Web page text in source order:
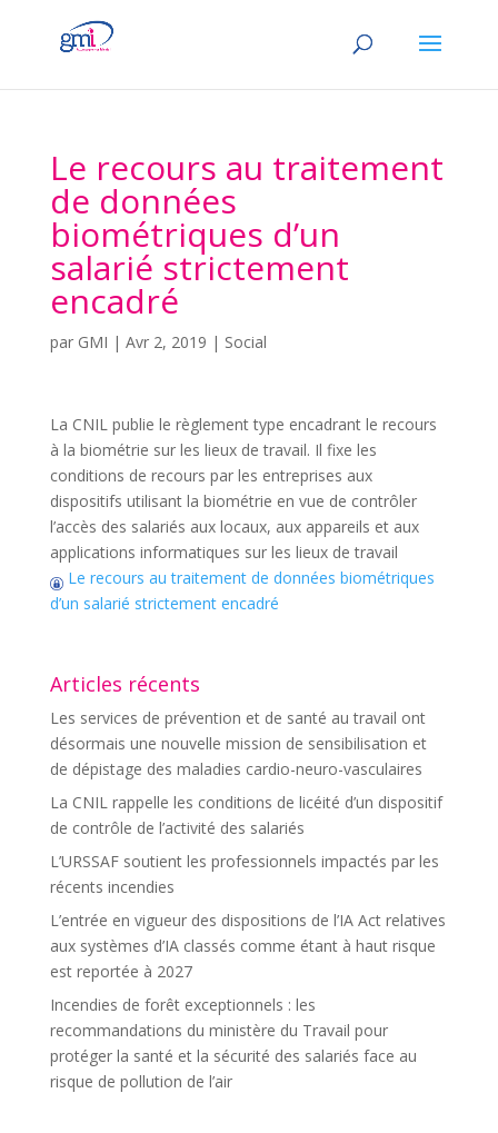
Le recours au traitement
de données
biométriques d’un
salarié strictement
encadré
par GMI | Avr 2, 2019 | Social
La CNIL publie le règlement type encadrant le recours
à la biométrie sur les lieux de travail. Il fixe les
conditions de recours par les entreprises aux
dispositifs utilisant la biométrie en vue de contrôler
l’accès des salariés aux locaux, aux appareils et aux
applications informatiques sur les lieux de travail
Le recours au traitement de données biométriques
d’un salarié strictement encadré
Articles récents
Les services de prévention et de santé au travail ont
désormais une nouvelle mission de sensibilisation et
de dépistage des maladies cardio-neuro-vasculaires
La CNIL rappelle les conditions de licéité d’un dispositif
de contrôle de l’activité des salariés
L’URSSAF soutient les professionnels impactés par les
récents incendies
L’entrée en vigueur des dispositions de l’IA Act relatives
aux systèmes d’IA classés comme étant à haut risque
est reportée à 2027
Incendies de forêt exceptionnels : les
recommandations du ministère du Travail pour
protéger la santé et la sécurité des salariés face au
risque de pollution de l’air